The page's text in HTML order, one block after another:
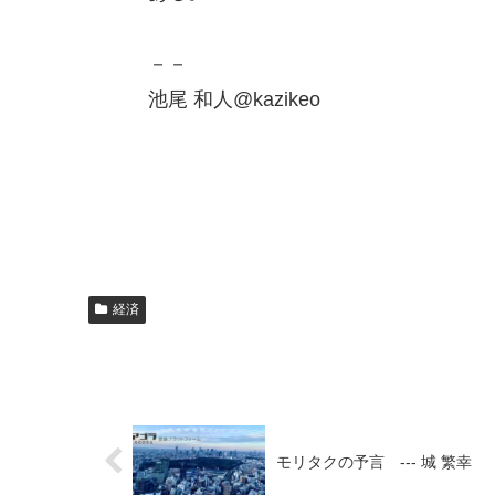
－－
池尾 和人@kazikeo
経済
モリタクの予言 --- 城 繁幸